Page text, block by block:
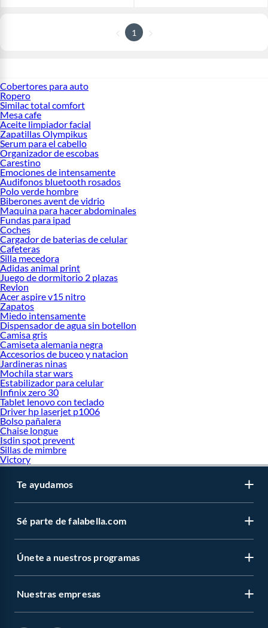
1
Cobertores para auto
Ropero
Similac total comfort
Mesa cafe
Aceite limpiador facial
Zapatillas Olympikus
Serum para el cabello
Organizador de escobas
Carestino
Emociones de intensamente
Audifonos bluetooth rosados
Polo verde hombre
Biberones avent de vidrio
Maquina para hacer abdominales
Fundas para ipad
Coches
Cargador de baterias de celular
Cafeteras
Silla mecedora
Adidas animal print
Juego de dormitorio 2 plazas
Revlon
Acer aspire v15 nitro
Zapatos
Miedo intensamente
Dispensador de agua sin botellon
Camisa gris
Camiseta alemania negra
Accesorios de buceo y natacion
Jardineras ninas
Mochila star wars
Estabilizador para celular
Infinix zero 30
Tablet lenovo con teclado
Driver hp laserjet p1006
Bolso pañalera
Chaise longue
Isdin spot prevent
Sillas de mimbre
Victory
Te ayudamos
Sé parte de falabella.com
Únete a nuestros programas
Nuestras empresas